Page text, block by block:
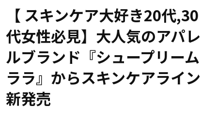
【 スキンケア大好き20代,30
代女性必見】大人気のアパレ
ルブランド『シュープリーム
ララ』からスキンケアライン
新発売